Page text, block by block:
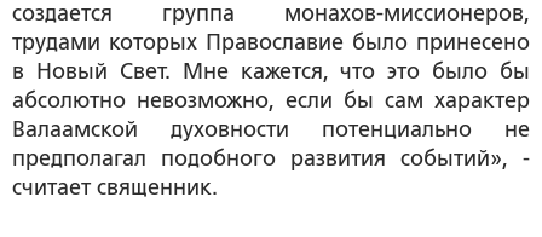
создается группа монахов-миссионеров,
трудами которых Православие было принесено
в Новый Свет. Мне кажется, что это было бы
абсолютно невозможно, если бы сам характер
Валаамской духовности потенциально не
предполагал подобного развития событий», -
считает священник.